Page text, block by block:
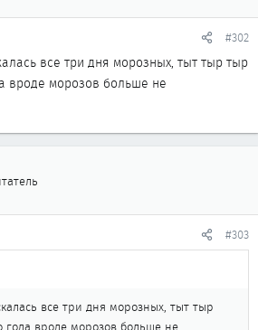
#302
все три дня морозных, тыт тыр тыр
вроде морозов больше не
#303
все три дня морозных, тыт тыр